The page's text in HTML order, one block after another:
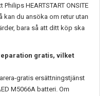
Philips HEARTSTART ONSITE
kan du ansöka om retur utan
bara så att ditt köp ska
gratis, vilket
gratis ersättningstjänst
M5066A batteri. Om